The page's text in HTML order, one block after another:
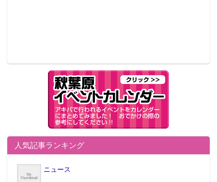
人気記事ランキング
ニュース